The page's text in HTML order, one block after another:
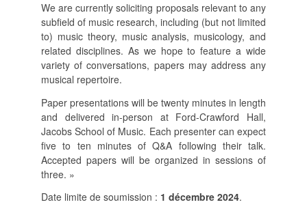
SUIVRE LA RMO
mailchimpfacebook
x instagram
googlelinkedinyoutube
We are currently soliciting proposals relevant to any
subfield of music research, including (but not limited
to) music theory, music analysis, musicology, and
related disciplines. As we hope to feature a wide
variety of conversations, papers may address any
musical repertoire.
Paper presentations will be twenty minutes in length
and delivered in-person at Ford-Crawford Hall,
Jacobs School of Music. Each presenter can expect
five to ten minutes of Q&A following their talk.
Accepted papers will be organized in sessions of
three. »
Date limite de soumission : 1 décembre 2024.